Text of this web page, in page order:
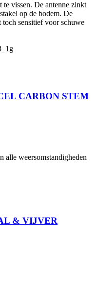
te vissen. De antenne zinkt
op de bodem. De
sensitief voor schuwe
CARBON STEM
alle weersomstandigheden
& VIJVER